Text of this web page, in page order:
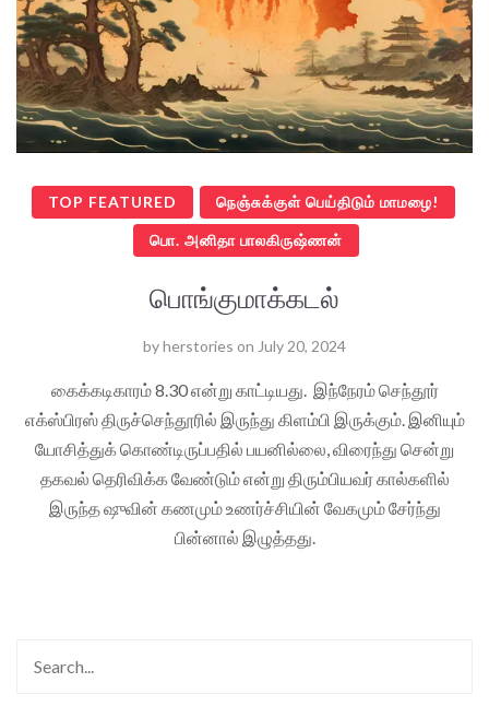
TOP FEATURED நெஞ்சுக்குள் பெய்திடும் மாமழை!
பொ. அனிதா பாலகிருஷ்ணன்
பொங்குமாக்கடல்
byherstories on July 20, 2024
கைக்கடிகாரம் 8.30 என்று காட்டியது. இந்நேரம் செந்தூர்
எக்ஸ்பிரஸ் திருச்செந்தூரில் இருந்து கிளம்பி இருக்கும். இனியும்
யோசித்துக் கொண்டிருப்பதில் பயனில்லை, விரைந்து சென்று
தகவல் தெரிவிக்க வேண்டும் என்று திரும்பியவர் கால்களில்
இருந்த ஷுவின் கணமும் உணர்ச்சியின் வேகமும் சேர்ந்து
பின்னால் இழுத்தது.